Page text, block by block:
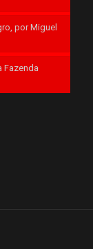
por Miguel
Fazenda